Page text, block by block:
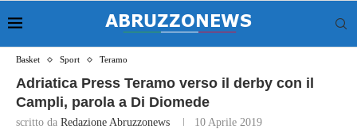
Basket Sport Teramo
Adriatica Press Teramo verso il derby con il
Campli, parola a Di Diomede
scritto da Redazione Abruzzonews 10 Aprile 2019